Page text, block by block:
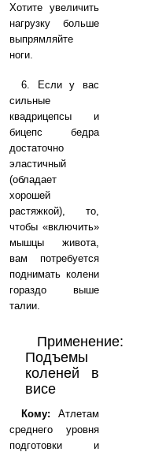
Хотите увеличить
нагрузку больше
выпрямляйте
ноги.
6. Если у вас
сильные
квадрицепсы и
бицепс бедра
достаточно
эластичный
(обладает
хорошей
растяжкой), то,
чтобы «включить»
мышцы живота,
вам потребуется
поднимать колени
гораздо выше
талии.
Применение:
Подъемы
коленей в
висе
Кому: Атлетам
среднего уровня
подготовки и